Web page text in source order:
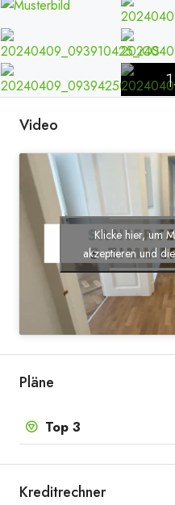
Video
Klicke hier, um
akzeptieren und
Pläne
Top 3
Kreditrechner